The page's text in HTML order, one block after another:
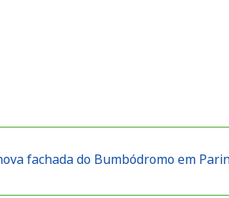
fachada do Bumbódromo em